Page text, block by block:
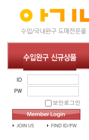
보안로그인